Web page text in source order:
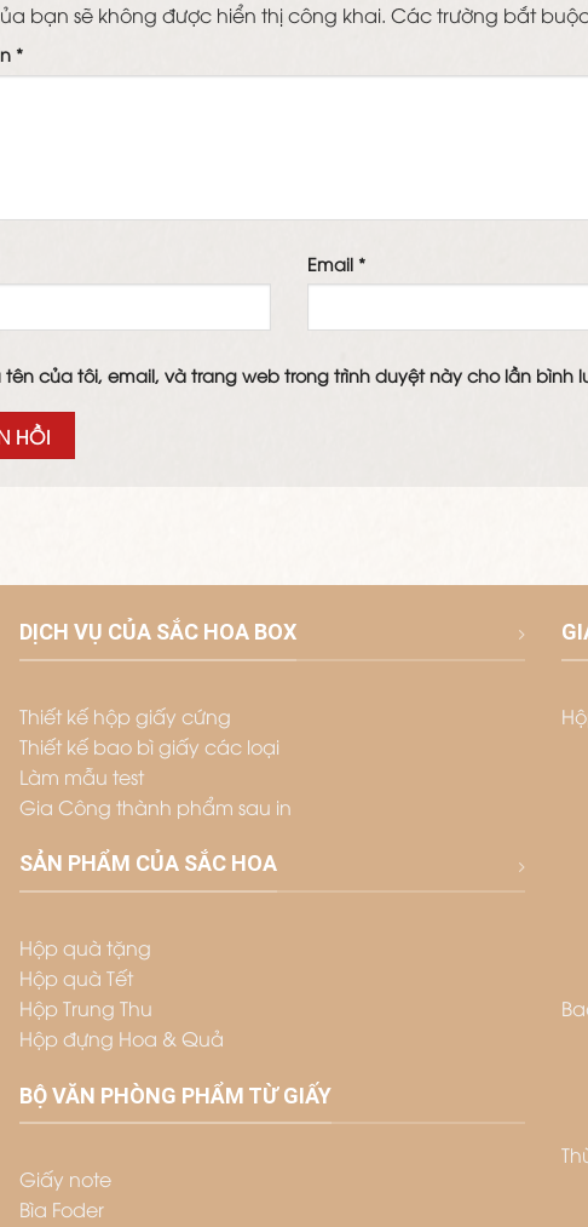
bạn sẽ không được hiển thị công khai. Các trường bắt
*
Email *
tên của tôi, email, và trang web trong trình duyệt này cho lần bình
DỊCH VỤ CỦA SẮC HOA BOX
Thiết kế hộp giấy cứng
Thiết kế bao bì giấy các loại
Làm mẫu test
Gia Công thành phẩm sau in
SẢN PHẨM CỦA SẮC HOA
Hộp quà tặng
Hộp quà Tết
Hộp Trung Thu
Hộp đựng Hoa & Quả
BỘ VĂN PHÒNG PHẨM TỪ GIẤY
Giấy note
Bìa Foder